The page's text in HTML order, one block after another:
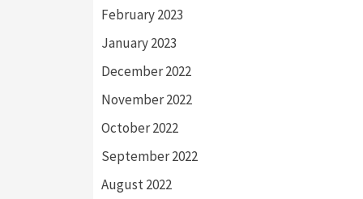
February 2023
January 2023
December 2022
November 2022
October 2022
September 2022
August 2022